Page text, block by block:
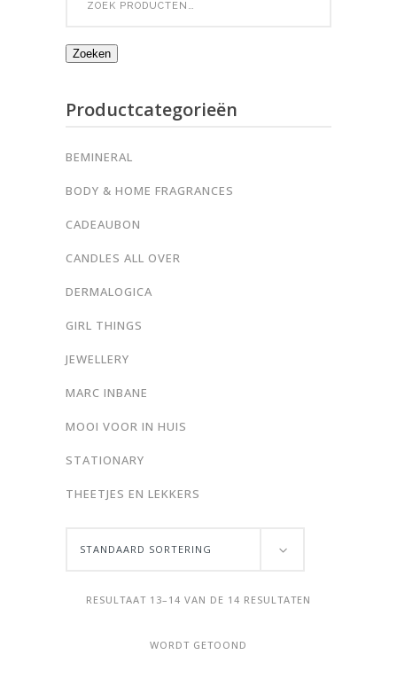
STANDAARD SORTERING
RESULTAAT 13–14 VAN DE 14 RESULTATEN
WORDT GETOOND
Zoeken
Productcategorieën
BEMINERAL
BODY & HOME FRAGRANCES
CADEAUBON
CANDLES ALL OVER
DERMALOGICA
GIRL THINGS
JEWELLERY
MARC INBANE
MOOI VOOR IN HUIS
STATIONARY
THEETJES EN LEKKERS